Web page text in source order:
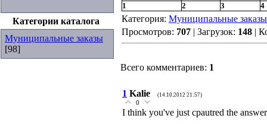
Категории каталога
Муниципальные заказы
[98]
1 2 3 4
Категория: Муниципальные заказы
Просмотров: 707 | Загрузок: 148 |
Всего комментариев: 1
1 Kalie (14.10.2012 21:57)
0
I think you've just cpautred the